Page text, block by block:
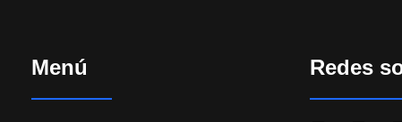
Menú Redes